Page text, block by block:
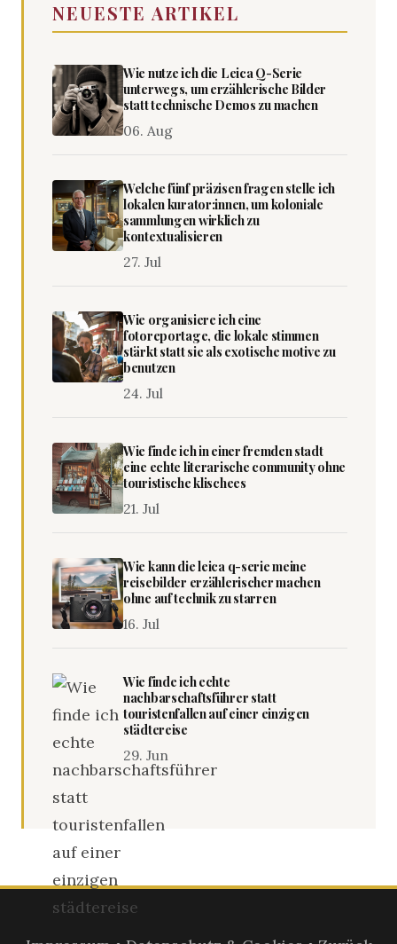
NEUESTE ARTIKEL
Wie nutze ich die Leica Q-Serie
unterwegs, um erzählerische Bilder
statt technische Demos zu machen
06. Aug
Welche fünf präzisen fragen stelle ich
lokalen kurator:innen, um koloniale
sammlungen wirklich zu
kontextualisieren
27. Jul
Wie organisiere ich eine
fotoreportage, die lokale stimmen
stärkt statt sie als exotische motive zu
benutzen
24. Jul
Wie finde ich in einer fremden stadt
eine echte literarische community ohne
touristische klischees
21. Jul
Wie kann die leica q-serie meine
reisebilder erzählerischer machen
ohne auf technik zu starren
16. Jul
Wie finde ich echte
nachbarschaftsführer statt
touristenfallen auf einer einzigen
städtereise
29. Jun